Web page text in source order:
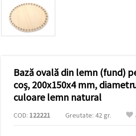
Puteți fi de
acord să
utilizați
toate
cookie -
vă indicați
preferințele
în setări
selectând
un tip de
dat și
făcând clic
Bază ovală din lemn (fund)
coș, 200x150x4 mm,
culoare lemn natural
COD: 122221 Greutate: 42 gr.